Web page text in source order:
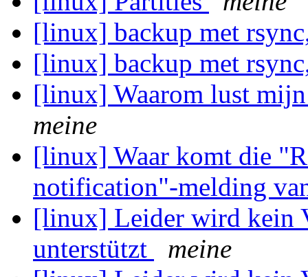
[linux] backup met
[linux] backup met
[linux] Waarom lust
meine
[linux] Waar komt die
notification"-melding
[linux] Leider wird kein
unterstützt
meine